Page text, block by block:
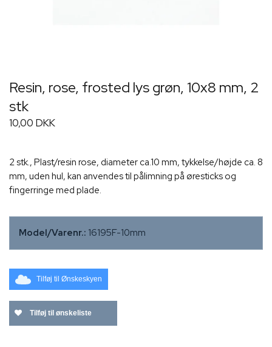
Resin, rose, frosted lys grøn, 10x8 mm, 2
stk
10,00 DKK
2 stk., Plast/resin rose, diameter ca.10 mm, tykkelse/højde ca. 8
mm, uden hul, kan anvendes til pålimning på øresticks og
fingerringe med plade.
Model/Varenr.: 16195F-10mm
Tilføj til Ønskeskyen
Tilføj til ønskeliste